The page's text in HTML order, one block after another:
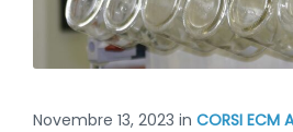
Novembre 13, 2023 in CORSI ECM